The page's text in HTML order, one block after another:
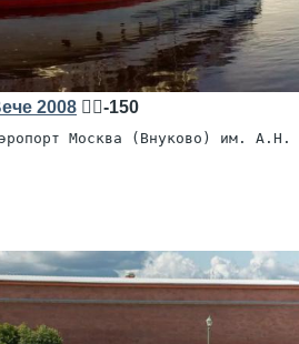
2008 🧍‍♂️-150
Москва (Внуково) им. А.Н.